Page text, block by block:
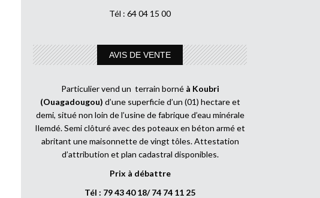
Tél : 64 04 15 00
AVIS DE VENTE
Particulier vend un terrain borné à Koubri
(Ouagadougou) d’une superficie d’un (01) hectare et
demi, situé non loin de l’usine de fabrique d’eau minérale
Ilemdé. Semi clôturé avec des poteaux en béton armé et
abritant une maisonnette de vingt tôles. Attestation
d’attribution et plan cadastral disponibles.
Prix à débattre
Tél : 79 43 40 18/ 74 74 11 25